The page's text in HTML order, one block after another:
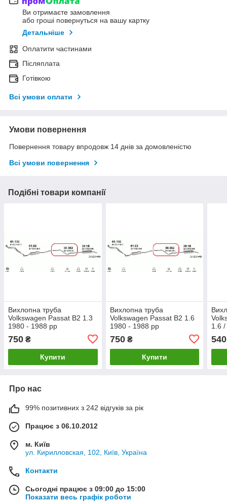
Ви отримаєте замовлення
або гроші повернуться на вашу картку
Детальніше
Оплатити частинами
Післяплата
Готівкою
Всі умови оплати
Умови повернення
Повернення товару впродовж 14 днів за домовленістю
Всі умови повернення
Подібні товари компанії
Вихлопна труба
Volkswagen Passat B2 1.3
1980 - 1988 рр
750 ₴
Купити
Вихлопна труба
Volkswagen Passat B2 1.6
1980 - 1988 рр
750₴
Купити
1.6
540
Про нас
99% позитивних з 242 відгуків за рік
Працює з 06.10.2012
м. Київ
ул. Кирилловская, 102, Київ, Україна
Контакти
Сьогодні працює з 09:00 до 15:00
Показати весь графік роботи